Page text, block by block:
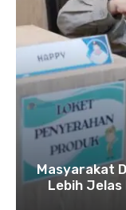
Masyarakat
Lebih